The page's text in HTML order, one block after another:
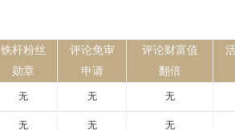
铁杆粉丝
勋章
评论免审
申请
评论财富值
翻倍
无 无 无
无 无 无